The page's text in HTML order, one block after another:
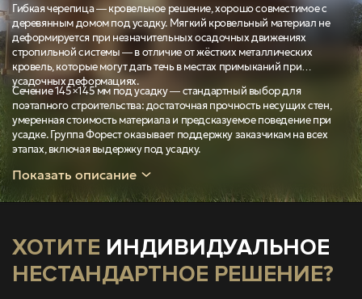
Гибкая черепица — кровельное решение, хорошо совместимое с
деревянным домом под усадку. Мягкий кровельный материал не
деформируется при незначительных осадочных движениях
стропильной системы — в отличие от жёстких металлических
кровель, которые могут дать течь в местах примыканий при
усадочных деформациях.
Сечение 145×145 мм под усадку — стандартный выбор для
поэтапного строительства: достаточная прочность несущих стен,
умеренная стоимость материала и предсказуемое поведение при
усадке. Группа Форест оказывает поддержку заказчикам на всех
этапах, включая выдержку под усадку.
Показать описание
ХОТИТЕ ИНДИВИДУАЛЬНОЕ
НЕСТАНДАРТНОЕ РЕШЕНИЕ?